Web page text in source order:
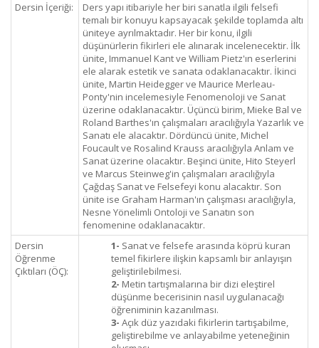
Dersin İçeriği:
Ders yapı itibariyle her biri sanatla ilgili felsefi
temalı bir konuyu kapsayacak şekilde toplamda altı
üniteye ayrılmaktadır. Her bir konu, ilgili
düşünürlerin fikirleri ele alınarak incelenecektir. İlk
ünite, Immanuel Kant ve William Pietz'ın eserlerini
ele alarak estetik ve sanata odaklanacaktır. İkinci
ünite, Martin Heidegger ve Maurice Merleau-
Ponty'nin incelemesiyle Fenomenoloji ve Sanat
üzerine odaklanacaktır. Üçüncü birim, Mieke Bal ve
Roland Barthes'ın çalışmaları aracılığıyla Yazarlık ve
Sanatı ele alacaktır. Dördüncü ünite, Michel
Foucault ve Rosalind Krauss aracılığıyla Anlam ve
Sanat üzerine olacaktır. Beşinci ünite, Hito Steyerl
ve Marcus Steinweg'in çalışmaları aracılığıyla
Çağdaş Sanat ve Felsefeyi konu alacaktır. Son
ünite ise Graham Harman'ın çalışması aracılığıyla,
Nesne Yönelimli Ontoloji ve Sanatın son
fenomenine odaklanacaktır.
Dersin
Öğrenme
Çıktıları (ÖÇ):
1- Sanat ve felsefe arasında köprü kuran
temel fikirlere ilişkin kapsamlı bir anlayışın
geliştirilebilmesi.
2- Metin tartışmalarına bir dizi eleştirel
düşünme becerisinin nasıl uygulanacağı
öğreniminin kazanılması.
3- Açık düz yazıdaki fikirlerin tartışabilme,
geliştirebilme ve anlayabilme yeteneğinin